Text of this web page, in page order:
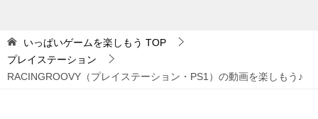
いっぱいゲームを楽しもう TOP
プレイステーション
RACINGROOVY（プレイステーション・PS1）の動画を楽しもう♪